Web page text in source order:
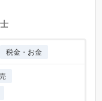
税金・お金